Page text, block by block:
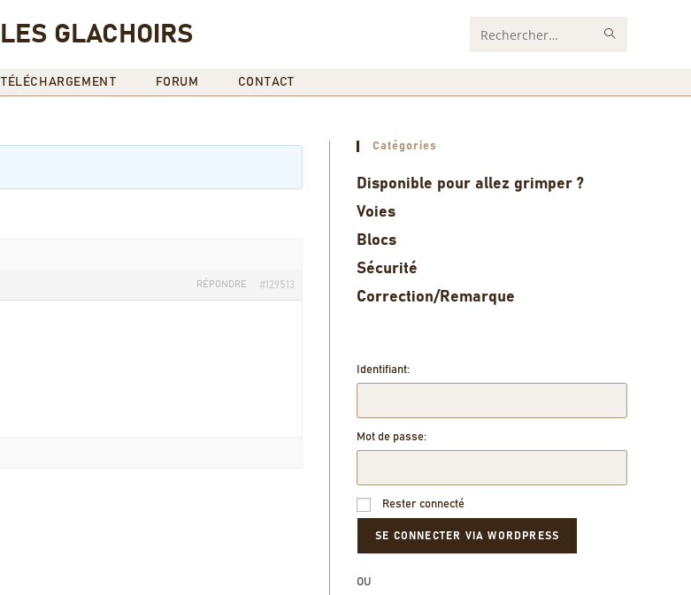
LES GLACHOIRS Rechercher
TÉLÉCHARGEMENT FORUM CONTACT
#129513
RÉPONDRE
Catégories
Disponible pour allez grimper ?
Voies
Blocs
Sécurité
Correction/Remarque
Identifiant:
Mot de passe:
Rester connecté
OU